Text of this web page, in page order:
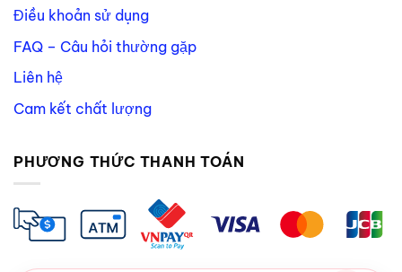
Điều khoản sử dụng
FAQ – Câu hỏi thường gặp
Liên hệ
Cam kết chất lượng
PHƯƠNG THỨC THANH TOÁN